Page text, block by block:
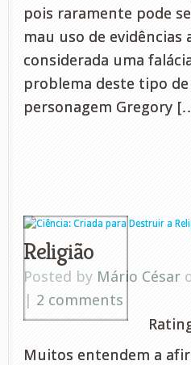
pois raramente pode
mau uso de evidências
considerada uma
problema deste tipo
personagem Gregory
Religião
Posted by Mário César
| 2 comments
Muitos entendem a